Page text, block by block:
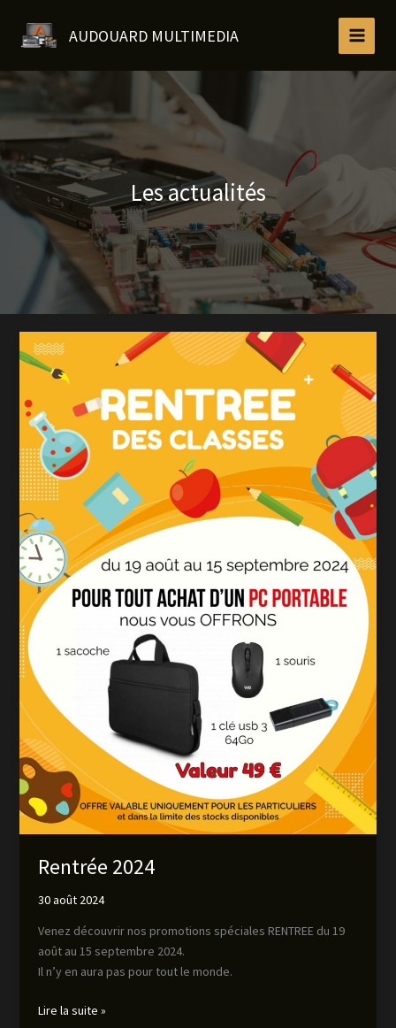
contenu
AUDOUARD MULTIMEDIA
Les actualités
Rentrée 2024
30 août 2024
Venez découvrir nos promotions spéciales RENTREE du 19
août au 15 septembre 2024.
Il n’y en aura pas pour tout le monde.
Rentrée
2024
Lire la suite »